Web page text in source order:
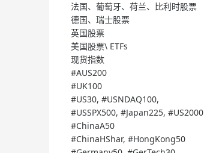
法国、葡萄牙、荷兰、比利时股票
德国、瑞士股票
英国股票
美国股票\ ETFs
现货指数
#AUS200
#UK100
#US30, #USNDAQ100,
#USSPX500, #Japan225, #US2000
#ChinaA50
#ChinaHShar, #HongKong50